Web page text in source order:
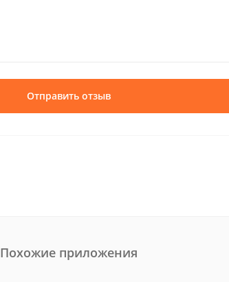
Отправить отзыв
Похожие приложения